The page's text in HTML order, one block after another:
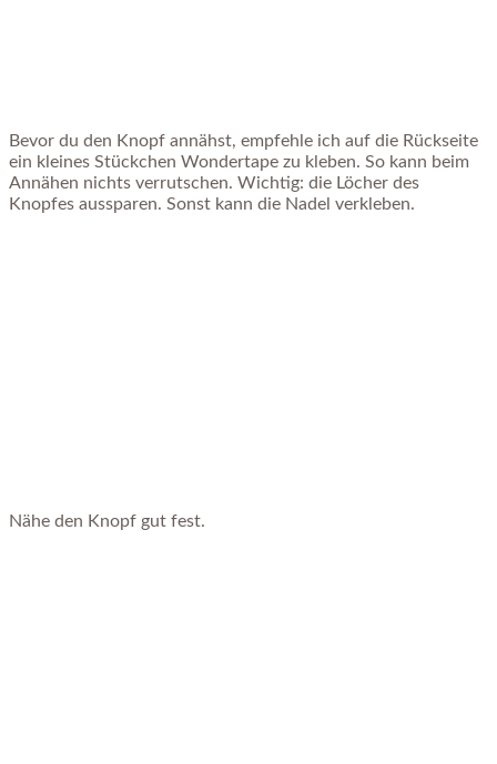
Bevor du den Knopf annähst, empfehle ich auf die Rückseite
ein kleines Stückchen Wondertape zu kleben. So kann beim
Annähen nichts verrutschen. Wichtig: die Löcher des
Knopfes aussparen. Sonst kann die Nadel verkleben.
Nähe den Knopf gut fest.